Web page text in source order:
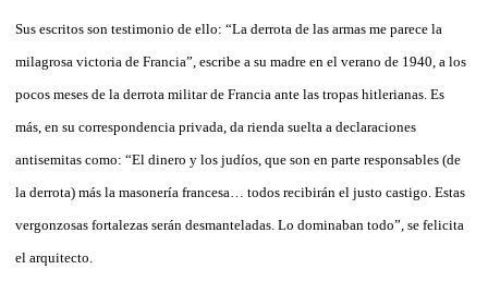
Sus escritos son testimonio de ello: “La derrota de las armas me parece la
milagrosa victoria de Francia”, escribe a su madre en el verano de 1940, a los
pocos meses de la derrota militar de Francia ante las tropas hitlerianas. Es
más, en su correspondencia privada, da rienda suelta a declaraciones
antisemitas como: “El dinero y los judíos, que son en parte responsables (de
la derrota) más la masonería francesa… todos recibirán el justo castigo. Estas
vergonzosas fortalezas serán desmanteladas. Lo dominaban todo”, se felicita
el arquitecto.